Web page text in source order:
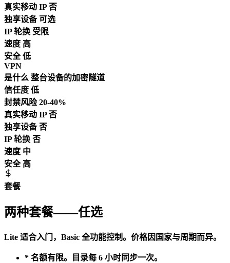
真实移动 IP否
独享设备 可选
IP 轮换 受限
速度 高
安全低
VPN
是什么 整台设备的加密隧道
信任度 低
封禁风险20-40%
真实移动 IP否
独享设备否
IP 轮换 否
速度 中
安全 高
套餐
两种套餐——任选
Lite 适合入门，Basic 全功能控制。价格因国家与周期而异。
* 名额有限。目录每 6 小时同步一次。